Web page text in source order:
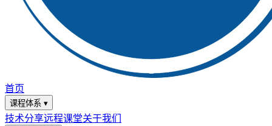
首页
课程体系 ▾
技术分享远程课堂关于我们